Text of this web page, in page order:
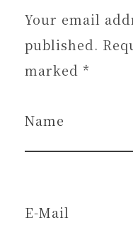
Your email
published.
marked *
Name
E-Mail